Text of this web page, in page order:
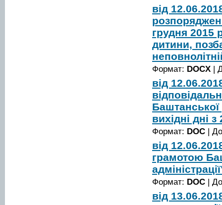
від
грудня 2015
дитини,
Формат: DOCX |
від
Баштанської
вихідні дні
Формат: DOC |
від
грамотою
Формат: DOC |
від